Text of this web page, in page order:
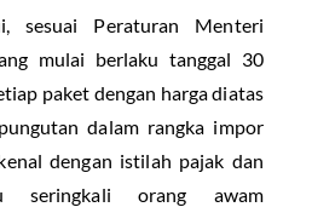
sesuai Peraturan Menteri
mulai berlaku tanggal 30
paket dengan harga diatas
dalam rangka impor
dengan istilah pajak dan
seringkali orang awam